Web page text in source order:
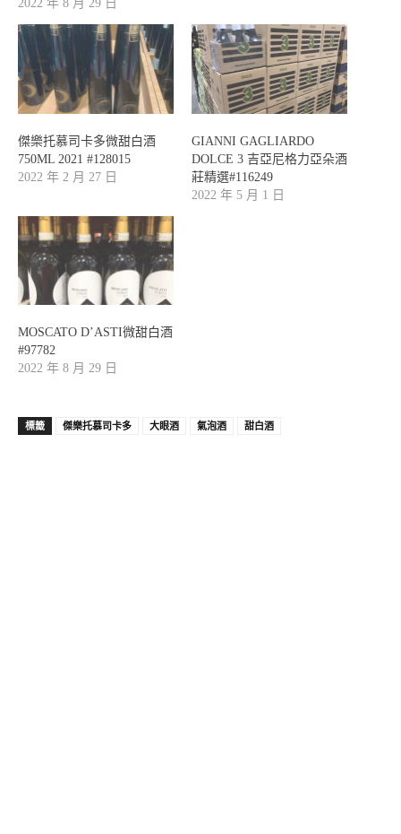
2022 年 8 月 29 日
傑樂托慕司卡多微甜白酒
750ML 2021 #128015
2022 年 2 月 27 日
GIANNI GAGLIARDO
DOLCE 3 吉亞尼格力亞朵酒
莊精選#116249
2022 年 5 月 1 日
MOSCATO D’ASTI微甜白酒
#97782
2022 年 8 月 29 日
標籤 傑樂托慕司卡多 大眼酒 氣泡酒 甜白酒